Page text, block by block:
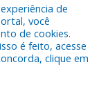
de Óbidos.
de
você
de cookies.
é feito, acesse
clique em